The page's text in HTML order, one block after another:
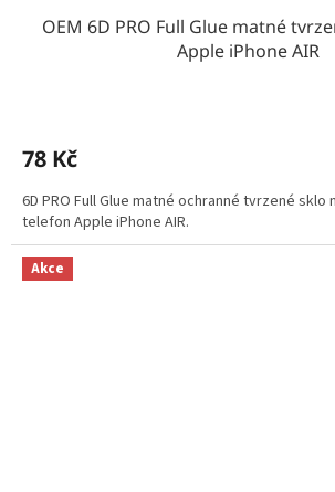
OEM 6D PRO Full Glue matné
Apple iPhone AIR
78 Kč
6D PRO Full Glue matné ochranné tvrzené
telefon Apple iPhone AIR.
Akce